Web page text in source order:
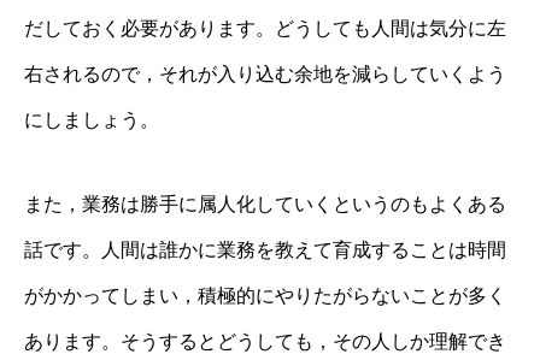
だしておく必要があります。どうしても人間は気分に左
右されるので，それが入り込む余地を減らしていくよう
にしましょう。
また，業務は勝手に属人化していくというのもよくある
話です。人間は誰かに業務を教えて育成することは時間
がかかってしまい，積極的にやりたがらないことが多く
あります。そうするとどうしても，その人しか理解でき